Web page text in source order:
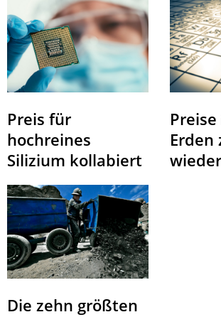
Preis für
hochreines
Silizium kollabiert
Erden
Die zehn größten